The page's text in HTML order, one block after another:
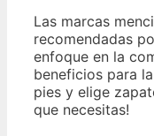
Las marcas
recomendadas
enfoque en la
beneficios para
pies y elige
que necesitas!